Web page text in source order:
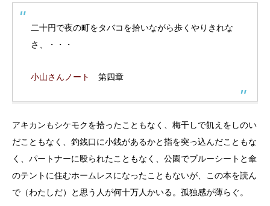
二十円で夜の町をタバコを拾いながら歩くやりきれな
さ、・・・
小山さんノート 第四章
アキカンもシケモクを拾ったこともなく、梅干しで飢えをしのい
だこともなく、釣銭口に小銭があるかと指を突っ込んだこともな
く、パートナーに殴られたこともなく、公園でブルーシートと傘
のテントに住むホームレスになったこともないが、この本を読ん
で（わたしだ）と思う人が何十万人かいる。孤独感が薄らぐ。